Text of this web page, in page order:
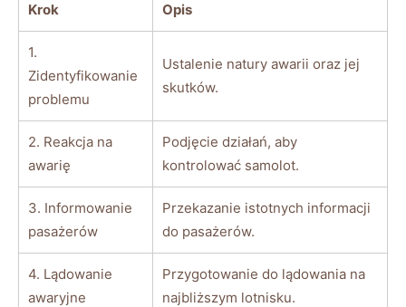
Krok Opis
1.
Zidentyfikowanie
problemu
Ustalenie natury awarii oraz jej
skutków.
2. Reakcja ⁤na
awarię
Podjęcie działań, aby⁣
kontrolować samolot.
3. Informowanie
pasażerów
Przekazanie ​istotnych informacji
do pasażerów.
4. Lądowanie
awaryjne
Przygotowanie do lądowania na⁤
najbliższym ​lotnisku.